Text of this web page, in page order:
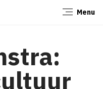
Menu
Sluiten